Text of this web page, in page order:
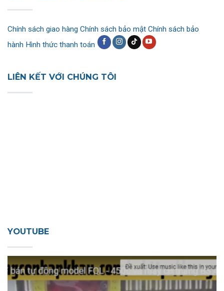
Chính sách giao hàng Chính sách bảo mật Chính sách bảo
hành Hình thức thanh toán
LIÊN KẾT VỚI CHÚNG TÔI
YOUTUBE